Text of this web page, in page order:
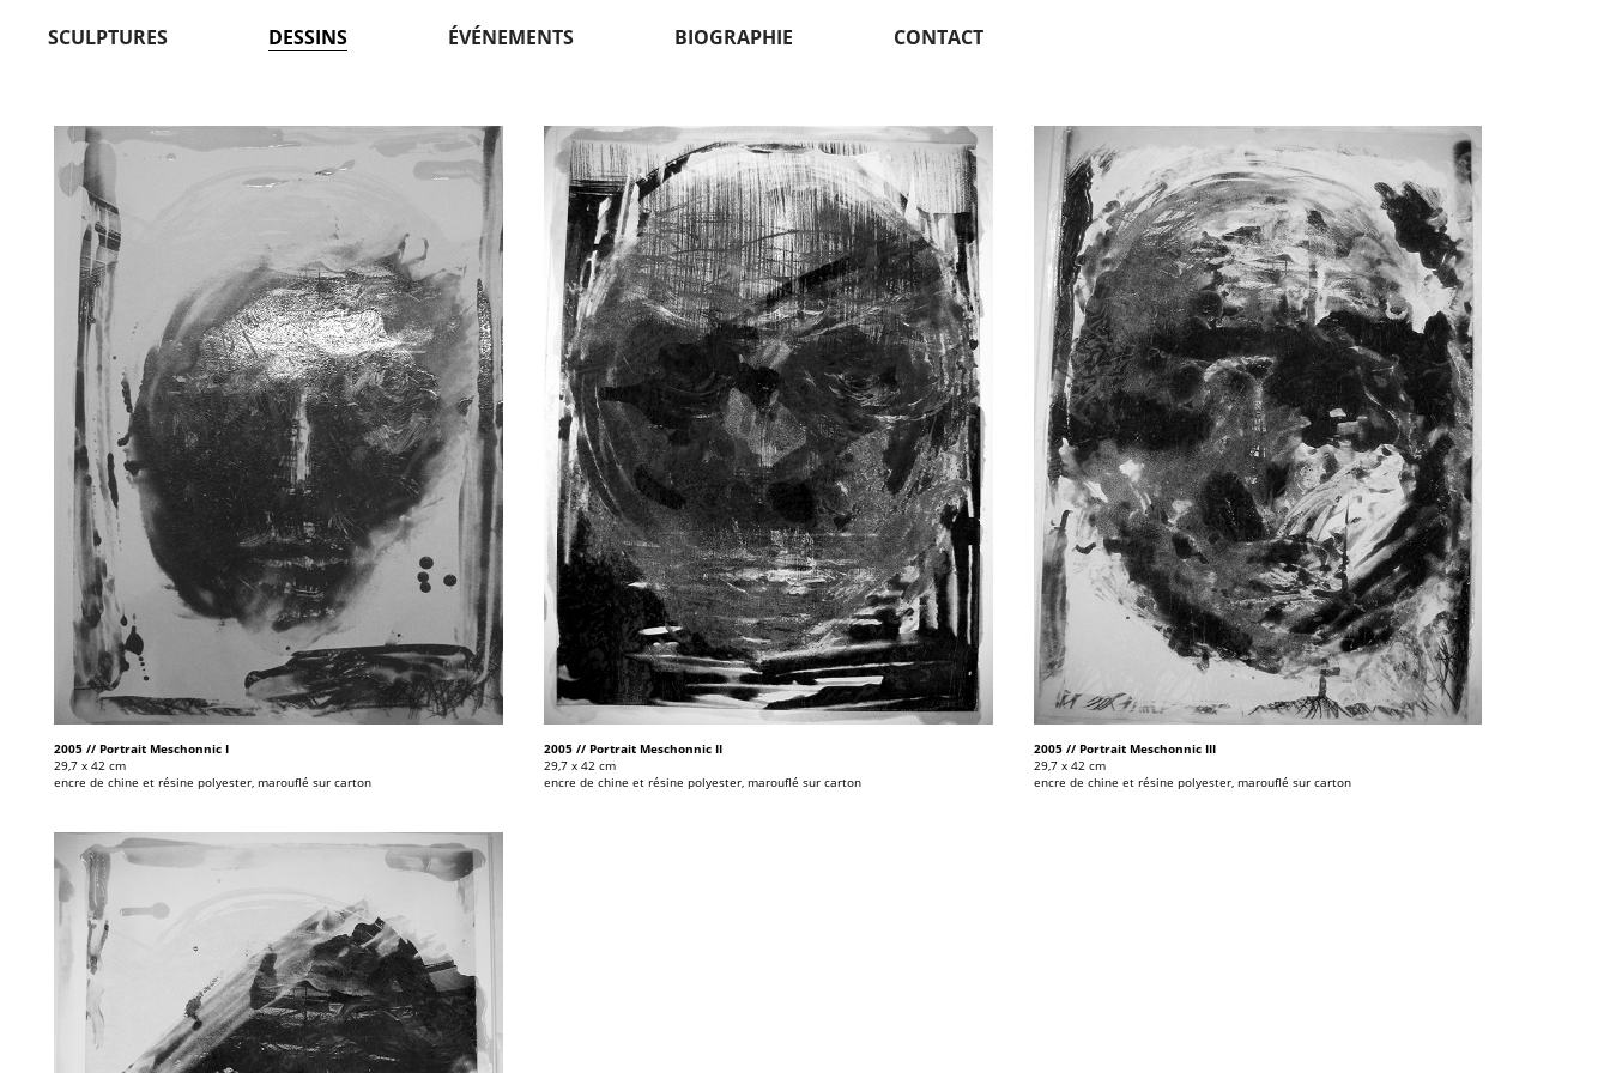
SCULPTURES DESSINS ÉVÉNEMENTS BIOGRAPHIE CONTACT
2005 // Portrait Meschonnic I
29,7 x 42 cm
encre de chine et résine polyester, marouflé sur carton
2005 // Portrait Meschonnic II
29,7 x 42 cm
encre de chine et résine polyester, marouflé sur carton
2005 // Portrait Meschonnic III
29,7 x 42 cm
encre de chine et résine polyester, marouflé sur carton